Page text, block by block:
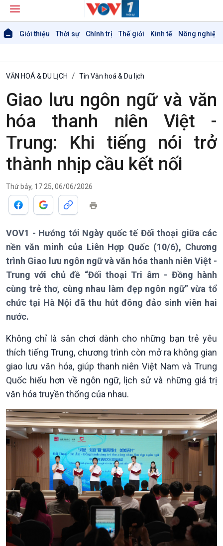
Giới thiệu Thời sự Chính trị Thế giới Kinh tế Nông nghiệp
Giới thiệu
Thời sự
Thời sự 6h
Thời sự 12h
Thời sự 18h
Thời sự 21h30
Chuyên mục
Theo dòng Thời sự
VĂN HOÁ & DU LỊCH Tin Văn hoá & Du lịch
Giao lưu ngôn ngữ và văn
hóa thanh niên Việt -
Trung: Khi tiếng nói trở
thành nhịp cầu kết nối
Thứ bảy, 17:25, 06/06/2026
VOV1 - Hướng tới Ngày quốc tế Đối thoại giữa các
nền văn minh của Liên Hợp Quốc (10/6), Chương
trình Giao lưu ngôn ngữ và văn hóa thanh niên Việt -
Trung với chủ đề “Đối thoại Tri âm - Đồng hành
cùng trẻ thơ, cùng nhau làm đẹp ngôn ngữ” vừa tổ
chức tại Hà Nội đã thu hút đông đảo sinh viên hai
nước.
Không chỉ là sân chơi dành cho những bạn trẻ yêu
thích tiếng Trung, chương trình còn mở ra không gian
giao lưu văn hóa, giúp thanh niên Việt Nam và Trung
Quốc hiểu hơn về ngôn ngữ, lịch sử và những giá trị
văn hóa truyền thống của nhau.